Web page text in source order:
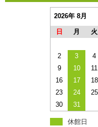
2026年 8月
日 月 火
2
3 4
9
10 11
16
17 18
23
24 25
30
31
休館日